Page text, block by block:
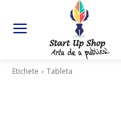
Etichete Tableta